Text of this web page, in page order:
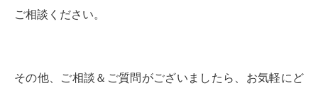
ご相談ください。
その他、ご相談＆ご質問がございましたら、お気軽にど